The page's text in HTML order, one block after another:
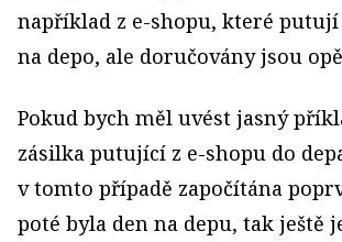
například z e-shopu, které putují
na depo, ale doručovány jsou
Pokud bych měl uvést jasný
zásilka putující z e-shopu do
v tomto případě započítána
poté byla den na depu, tak ještě